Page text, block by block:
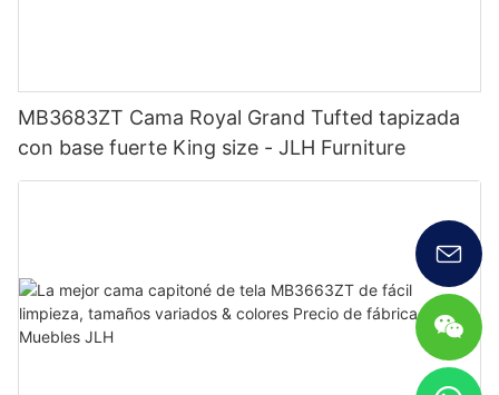
MB3683ZT Cama Royal Grand Tufted tapizada
con base fuerte King size - JLH Furniture